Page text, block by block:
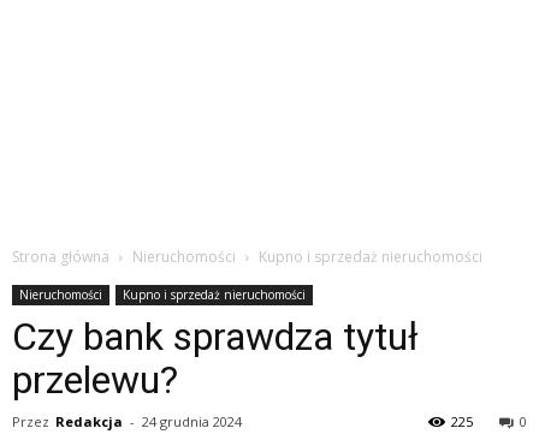
Strona główna Nieruchomości Kupno i sprzedaż nieruchomości
Nieruchomości Kupno i sprzedaż nieruchomości
Czy bank sprawdza tytuł
przelewu?
Przez Redakcja - 24 grudnia 2024 0
225